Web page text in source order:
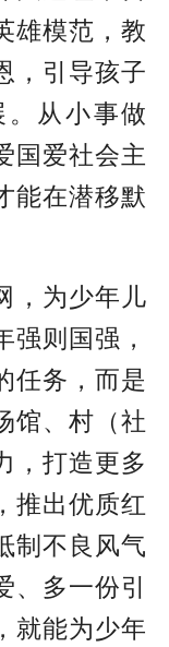
雄模范，教
，引导孩子
从小事做
国爱社会主
能在潜移默
，为少年儿
强则国强，
任务，而是
馆、村（社
，打造更多
推出优质红
制不良风气
多一份引
就能为少年